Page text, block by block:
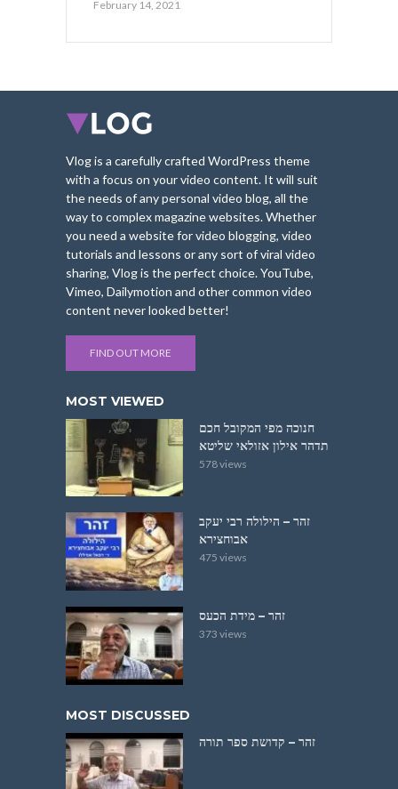
February 14, 2021
Vlog is a carefully crafted WordPress theme
with a focus on your video content. It will suit
the needs of any personal video blog, all the
way to complex magazine websites. Whether
you need a website for video blogging, video
tutorials and lessons or any sort of viral video
sharing, Vlog is the perfect choice. YouTube,
Vimeo, Dailymotion and other common video
content never looked better!
FIND OUT MORE
MOST VIEWED
חנוכה מפי המקובל חכם
תדהר אילון אזולאי שליטא
578 views
זהר – הילולה רבי יעקב
אבוחצירא
475 views
זהר – מידת הכעס
373 views
MOST DISCUSSED
זהר – קדושת ספר תורה